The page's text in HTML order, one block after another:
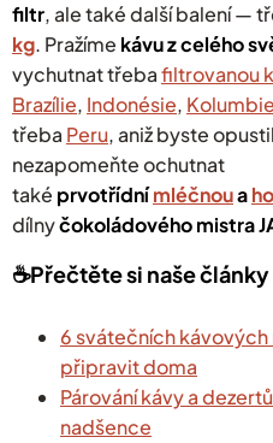
filtr, ale také další balení —
kg. Pražíme kávu z celého
vychutnat třebafiltrovanou
Brazílie, Indonésie, Kolumbie
třeba Peru, aniž byste
nezapomeňte ochutnat
také prvotřídnímléčnoua
dílnyčokoládového mistra
☕️Přečtěte si naše
6 svátečních
připravit doma
Párování kávy a
nadšence